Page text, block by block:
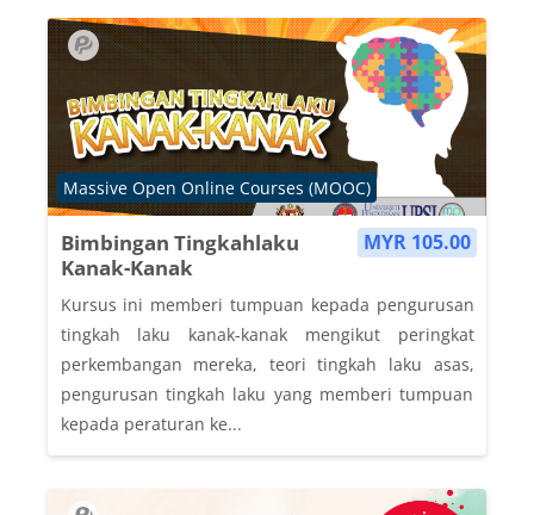
MYR 105.00
Bimbingan Tingkahlaku
Kanak-Kanak
Course category
Massive Open Online Courses (MOOC)
Kursus ini memberi tumpuan kepada pengurusan
tingkah laku kanak-kanak mengikut peringkat
perkembangan mereka, teori tingkah laku asas,
pengurusan tingkah laku yang memberi tumpuan
kepada peraturan ke...